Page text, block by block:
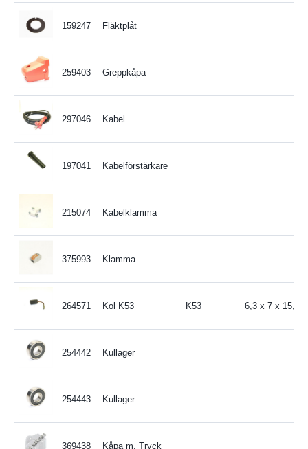
159247 Fläktplåt
259403 Greppkåpa
297046 Kabel
197041 Kabelförstärkare
215074 Kabelklamma
375993 Klamma
264571 Kol K53 K53 6,3 x 7 x 15,2
254442 Kullager
254443 Kullager
369438 Kåpa m. Tryck